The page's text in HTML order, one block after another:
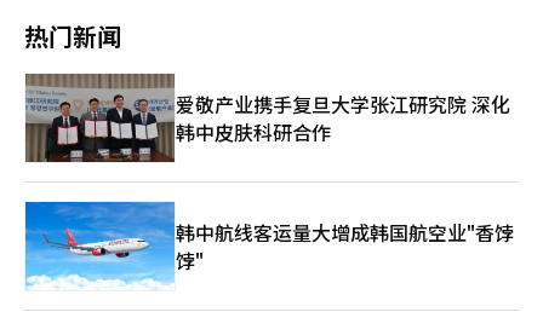
热门新闻
爱敬产业携手复旦大学张江研究院 深化
韩中皮肤科研合作
韩中航线客运量大增成韩国航空业"香饽
饽"